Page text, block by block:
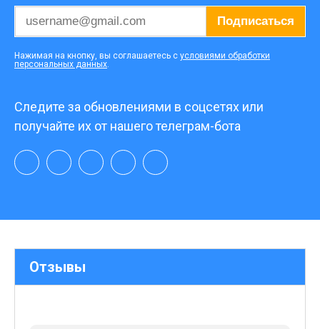
Подписаться
Нажимая на кнопку, вы соглашаетесь с условиями обработки
персональных данных.
Следите за обновлениями в соцсетях или
получайте их от нашего телеграм-бота
Отзывы